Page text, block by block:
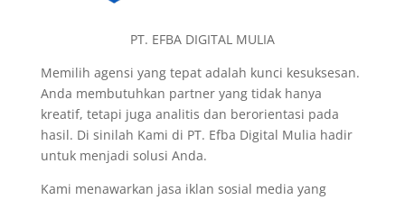
PT. EFBA DIGITAL MULIA
Memilih agensi yang tepat adalah kunci kesuksesan.
Anda membutuhkan partner yang tidak hanya
kreatif, tetapi juga analitis dan berorientasi pada
hasil. Di sinilah Kami di PT. Efba Digital Mulia hadir
untuk menjadi solusi Anda.
Kami menawarkan jasa iklan sosial media yang